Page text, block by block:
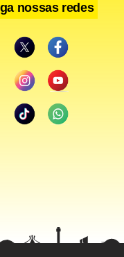
hoje por
seu veículo perto
nossas redes